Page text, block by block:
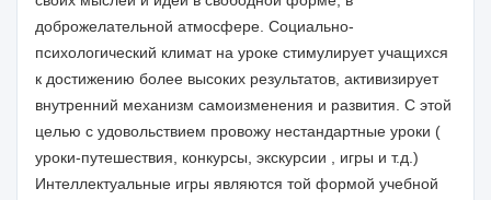
доброжелательной атмосфере. Социально-
психологический климат на уроке стимулирует учащихся
к достижению более высоких результатов, активизирует
внутренний механизм самоизменения и развития. С этой
целью с удовольствием провожу нестандартные уроки (
уроки-путешествия, конкурсы, экскурсии , игры и т.д.)
Интеллектуальные игры являются той формой учебной